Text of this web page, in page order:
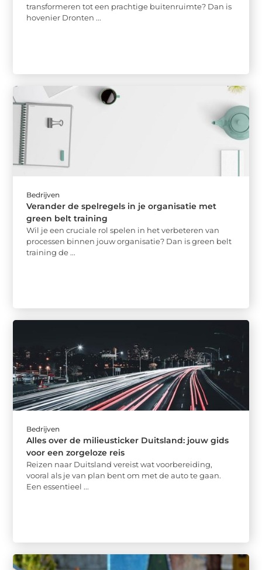
transformeren tot een prachtige buitenruimte? Dan is
hovenier Dronten ...
Bedrijven
Verander de spelregels in je organisatie met
green belt training
Wil je een cruciale rol spelen in het verbeteren van
processen binnen jouw organisatie? Dan is green belt
training de ...
Bedrijven
Alles over de milieusticker Duitsland: jouw gids
voor een zorgeloze reis
Reizen naar Duitsland vereist wat voorbereiding,
vooral als je van plan bent om met de auto te gaan.
Een essentieel ...